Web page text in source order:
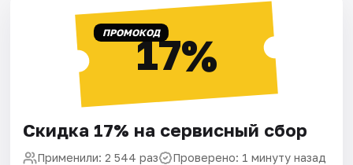
ПРОМОКОД17%
Скидка 17% на сервисный сбор
Применили: 2 544 раз Проверено: 1 минуту назад